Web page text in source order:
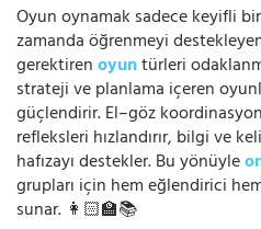
Oyun oynamak sadece keyifli
zamanda öğrenmeyi
gerektirenoyuntürleri
strateji ve planlama içeren
güçlendirir. El–göz
refleksleri hızlandırır, bilgi ve
hafızayı destekler. Bu yönüyle
grupları için hem eğlendirici
sunar. 👩🏻‍🏫📚